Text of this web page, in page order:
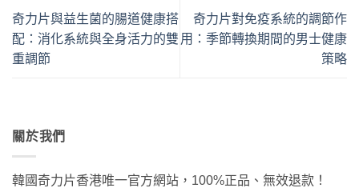
奇力片與益生菌的腸道健康搭
配：消化系統與全身活力的雙
重調節
奇力片對免疫系統的調節作
用：季節轉換期間的男士健康
策略
關於我們
韓國奇力片香港唯一官方網站，100%正品、無效退款！